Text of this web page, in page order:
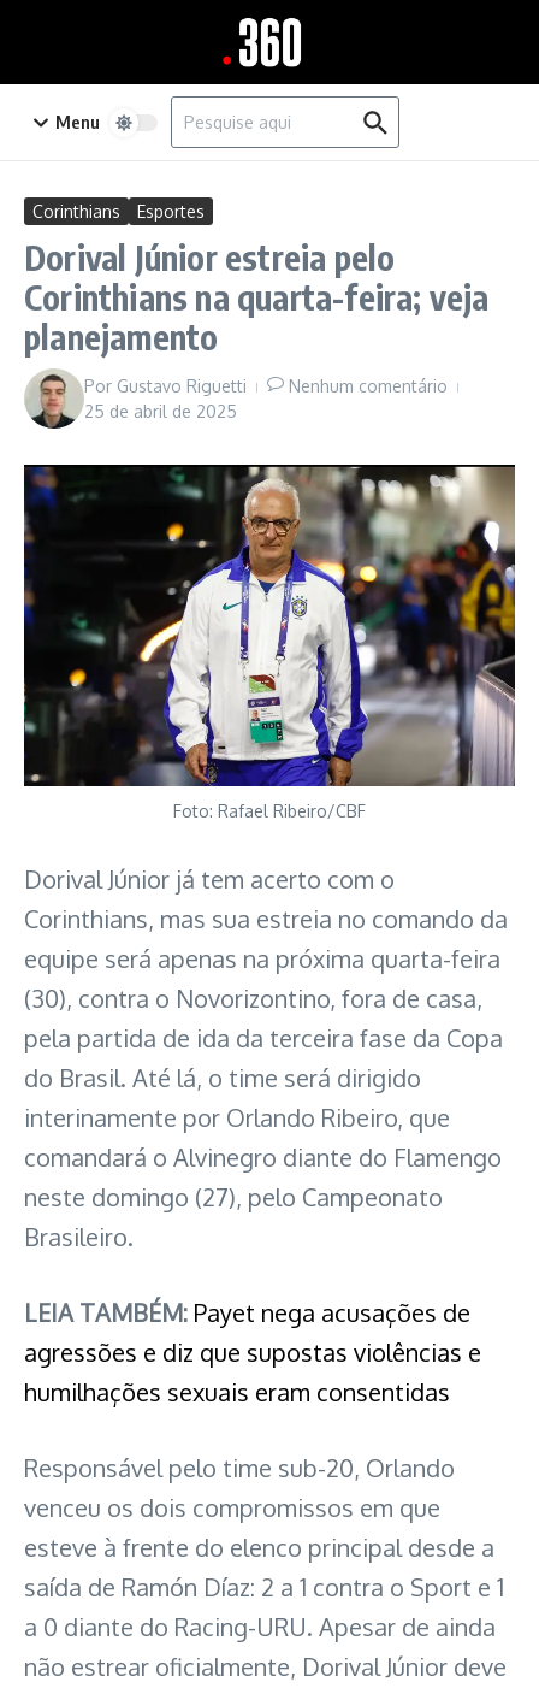
Menu
Procurar por:
Corinthians Esportes
Dorival Júnior estreia pelo
Corinthians na quarta-feira; veja
planejamento
Por Gustavo Riguetti
Nenhum comentário
25 de abril de 2025
Foto: Rafael Ribeiro/CBF
Dorival Júnior já tem acerto com o
Corinthians, mas sua estreia no comando da
equipe será apenas na próxima quarta-feira
(30), contra o Novorizontino, fora de casa,
pela partida de ida da terceira fase da Copa
do Brasil. Até lá, o time será dirigido
interinamente por Orlando Ribeiro, que
comandará o Alvinegro diante do Flamengo
neste domingo (27), pelo Campeonato
Brasileiro.
LEIA TAMBÉM: Payet nega acusações de
agressões e diz que supostas violências e
humilhações sexuais eram consentidas
Responsável pelo time sub-20, Orlando
venceu os dois compromissos em que
esteve à frente do elenco principal desde a
saída de Ramón Díaz: 2 a 1 contra o Sport e 1
a 0 diante do Racing-URU. Apesar de ainda
não estrear oficialmente, Dorival Júnior deve